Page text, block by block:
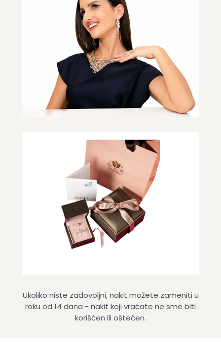
Ukoliko niste zadovoljni, nakit možete zameniti u
roku od 14 dana - nakit koji vraćate ne sme biti
korišćen ili oštećen.